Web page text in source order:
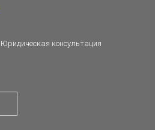
Юридическая консультация